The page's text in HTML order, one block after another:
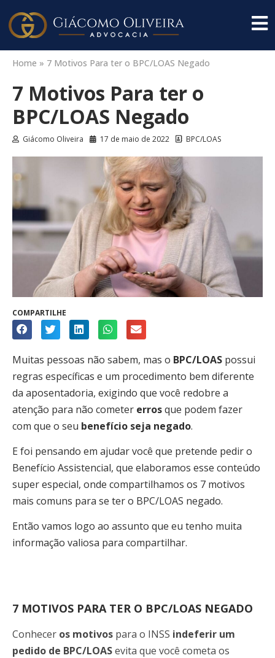
Home » 7 Motivos Para ter o BPC/LOAS Negado
7 Motivos Para ter o
BPC/LOAS Negado
Giácomo Oliveira 17 de maio de 2022 BPC/LOAS
COMPARTILHE
Muitas pessoas não sabem, mas o BPC/LOAS possui
regras específicas e um procedimento bem diferente
da aposentadoria, exigindo que você redobre a
atenção para não cometer errosque podem fazer
com que o seu benefício seja negado.
E foi pensando em ajudar você que pretende pedir o
Benefício Assistencial, que elaboramos esse conteúdo
super especial, onde compartilhamos os 7 motivos
mais comuns para se ter o BPC/LOAS negado.
Então vamos logo ao assunto que eu tenho muita
informação valiosa para compartilhar.
7 MOTIVOS PARA TER O BPC/LOAS NEGADO
Conhecer os motivos para o INSS indeferir um
pedido de BPC/LOASevita que você cometa os